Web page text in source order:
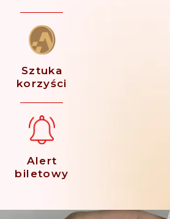
Sztuka
korzyści
Alert
biletowy